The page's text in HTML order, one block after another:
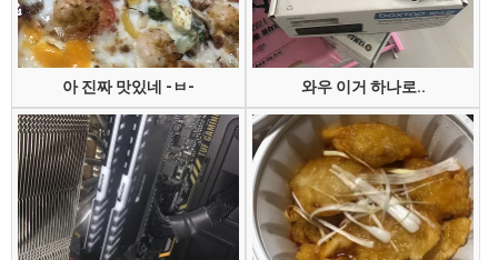
아 진짜 맛있네 -ㅂ- 와우 이거 하나로..